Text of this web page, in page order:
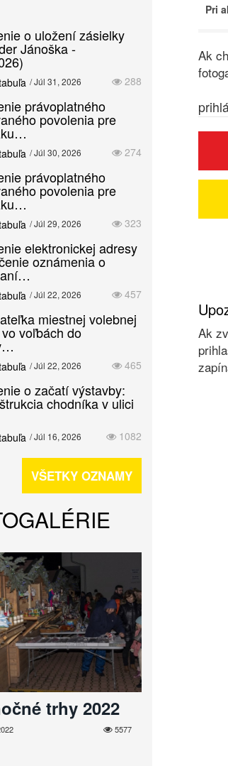
Pri
Ak
Ak
o uložení zásielky
Jánoška -
288
/ Júl 31, 2026
právoplatného
povolenia pre
274
/ Júl 30, 2026
právoplatného
povolenia pre
323
/ Júl 29, 2026
elektronickej adresy
oznámenia o
457
/ Júl 22, 2026
miestnej volebnej
voľbách do
465
/ Júl 22, 2026
o začatí výstavby:
chodníka v ulici
1082
/ Júl 16, 2026
VŠETKY OZNAMY
trhy 2022
5577